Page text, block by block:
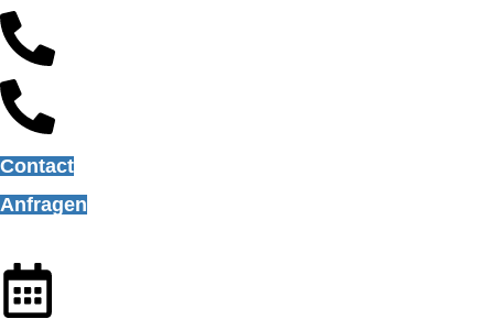
Contact
Anfragen